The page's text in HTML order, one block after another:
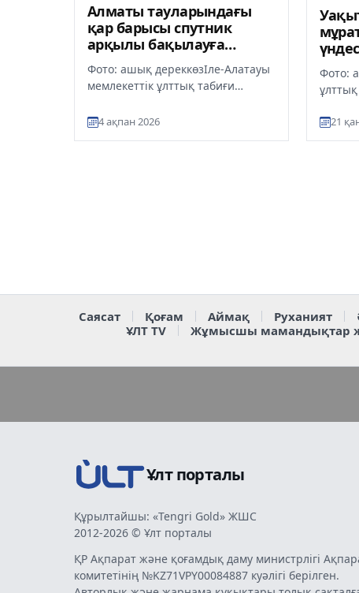
Алматы тауларындағы
қар барысы спутник
арқылы бақылауға
алынды
Фото: ашық дереккөзІле-Алатауы
мемлекеттік ұлттық табиғи
қорғау және бақылау мақсаты...
4 ақпан 2026
Фото:
21
Саясат Қоғам Аймақ Руханият
ҰЛТ TV
Жұмысшы мамандықтар
Ұлт порталы
Құрылтайшы: «Tengri Gold» ЖШС
2012-2026 © Ұлт порталы
ҚР Ақпарат және қоғамдық даму министрлігі
комитетінің №KZ71VPY00084887 куәлігі берілген.